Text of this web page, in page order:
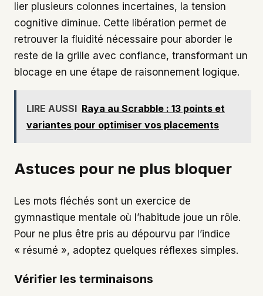
lier plusieurs colonnes incertaines, la tension
cognitive diminue. Cette libération permet de
retrouver la fluidité nécessaire pour aborder le
reste de la grille avec confiance, transformant un
blocage en une étape de raisonnement logique.
LIRE AUSSI Raya au Scrabble : 13 points et
variantes pour optimiser vos placements
Astuces pour ne plus bloquer
Les mots fléchés sont un exercice de
gymnastique mentale où l’habitude joue un rôle.
Pour ne plus être pris au dépourvu par l’indice
« résumé », adoptez quelques réflexes simples.
Vérifier les terminaisons